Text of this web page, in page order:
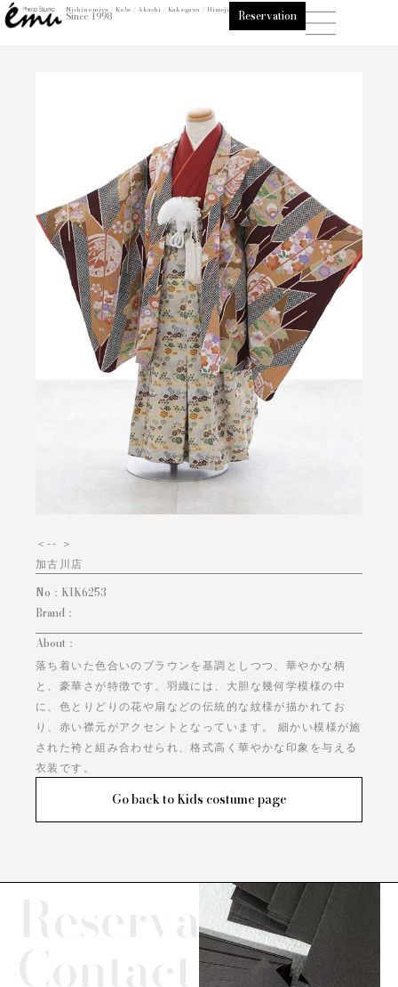
内
容
Nishinomiya / Kobe / Akashi / Kakogawa / Himeji
Since 1998 Reservation
＜-- ＞
加古川店
No： KIK6253
Brand：
About：
落ち着いた色合いのブラウンを基調としつつ、華やかな柄
と、豪華さが特徴です。羽織には、大胆な幾何学模様の中
に、色とりどりの花や扇などの伝統的な紋様が描かれてお
り、赤い襟元がアクセントとなっています。 細かい模様が施
された袴と組み合わせられ、格式高く華やかな印象を与える
衣装です。
Go back to Kids costume page
Reservation/